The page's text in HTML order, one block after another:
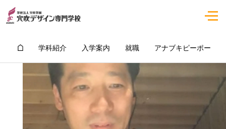
学科紹介 入学案内 就職 アナブキピーポー